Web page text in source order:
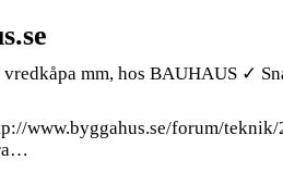
mm, hos BAUHAUS ✓
www.byggahus.se/forum/